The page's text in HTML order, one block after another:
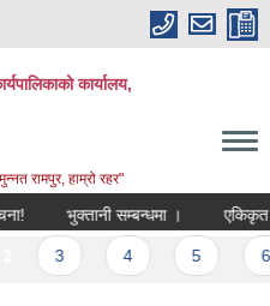
कार्यालय,
रामपुर, हाम्रो रहर"
भुक्तानी सम्बन्धमा । एकिकृत